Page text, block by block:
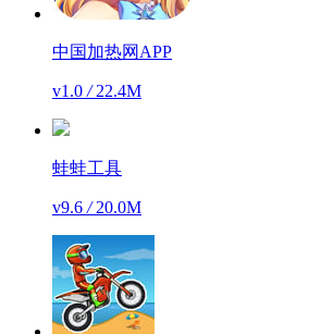
中国加热网APP
v1.0 /22.4M
蛙蛙工具
v9.6 /20.0M